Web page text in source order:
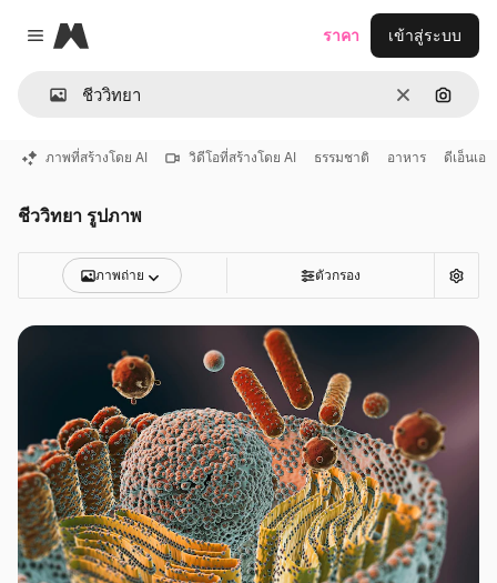
Close menu
Magnific
ชัดเจนค้นหา
ราคา เข้าสู่ระบบ
ภาพที่สร้างโดย AI วิดีโอที่สร้างโดย AI ธรรมชาติ อาหาร ดีเอ็นเอ
ชีววิทยา รูปภาพ
ภาพถ่าย ตัวกรอง